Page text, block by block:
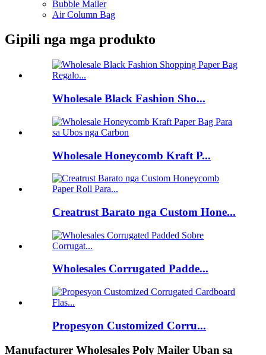
Bubble Mailer
Air Column Bag
Gipili nga mga produkto
Wholesale Black Fashion Sho...
Wholesale Honeycomb Kraft P...
Creatrust Barato nga Custom Hone...
Wholesales Corrugated Padde...
Propesyon Customized Corru...
Manufacturer Wholesales Poly Mailer Uban sa